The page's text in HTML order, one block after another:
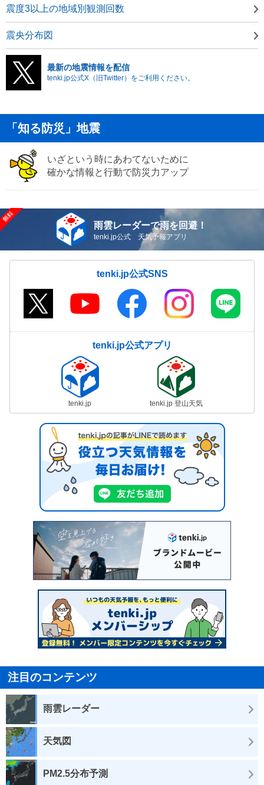
震度3以上の地域別観測回数
震央分布図
最新の地震情報を配信
tenki.jp公式X（旧Twitter）をご利用ください。
「知る防災」地震
いざという時にあわてないために
確かな情報と行動で防災力アップ
雨雲レーダーで雨を回避！
tenki.jp公式 天気予報アプリ
tenki.jp公式SNS
tenki.jp公式アプリ
tenki.jp tenki.jp 登山天気
注目のコンテンツ
雨雲レーダー
天気図
PM2.5分布予測